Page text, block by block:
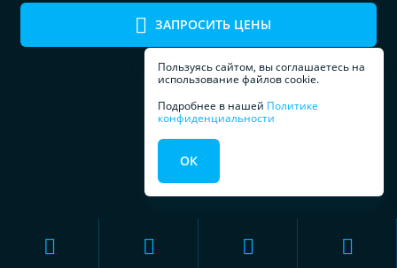
Пользуясь сайтом, вы соглашаетесь на
использование файлов cookie.
Подробнее в нашей Политике
конфиденциальности
ОК
ПРОФЕССИОНАЛЬНОЕ
ДЛЯ ПРАЧЕЧЕЧНЫХ
ЗАПРОСИТЬ ЦЕНЫ